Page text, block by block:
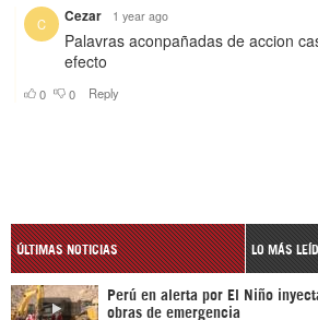
ÚLTIMAS NOTICIAS LO MÁS
Perú en alerta por El Niño
obras de emergencia